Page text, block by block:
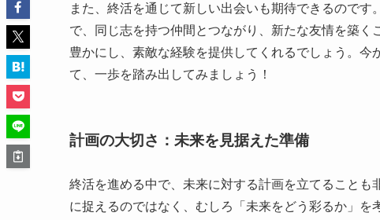
また、終活を通じて新しい出会いも期待できるので
で、同じ志を持つ仲間とつながり、新たな友情を築
豊かにし、素敵な経験を提供してくれるでしょう。
て、一歩を踏み出してみましょう！
計画の大切さ：未来を見据えた準備
終活を進める中で、未来に対する計画を立てること
に捉えるのではなく、むしろ「未来をどう彩るか」